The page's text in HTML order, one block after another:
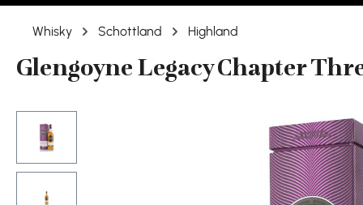
Whisky Schottland Highland
Glengoyne Legacy Chapter